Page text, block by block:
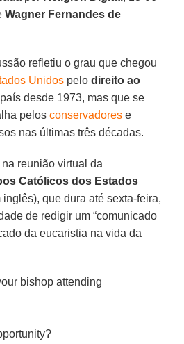
Wagner Fernandes de
refletiu o grau que chegou
Unidos pelodireito ao
desde 1973, mas que se
pelosconservadores e
nas últimas três décadas.
reunião virtual da
Católicos dos Estados
que dura até sexta-feira,
de redigir um “comunicado
da eucaristia na vida da
bishop attending